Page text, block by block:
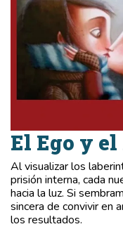
El Ego y
Al visualizar los
prisión interna, cada
hacia la luz. Si
sincera de convivir en
los resultados.